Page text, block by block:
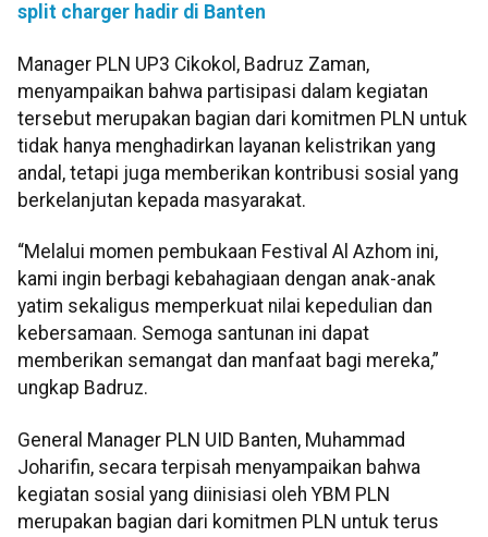
split charger hadir di Banten
Manager PLN UP3 Cikokol, Badruz Zaman,
menyampaikan bahwa partisipasi dalam kegiatan
tersebut merupakan bagian dari komitmen PLN untuk
tidak hanya menghadirkan layanan kelistrikan yang
andal, tetapi juga memberikan kontribusi sosial yang
berkelanjutan kepada masyarakat.
“Melalui momen pembukaan Festival Al Azhom ini,
kami ingin berbagi kebahagiaan dengan anak-anak
yatim sekaligus memperkuat nilai kepedulian dan
kebersamaan. Semoga santunan ini dapat
memberikan semangat dan manfaat bagi mereka,”
ungkap Badruz.
General Manager PLN UID Banten, Muhammad
Joharifin, secara terpisah menyampaikan bahwa
kegiatan sosial yang diinisiasi oleh YBM PLN
merupakan bagian dari komitmen PLN untuk terus